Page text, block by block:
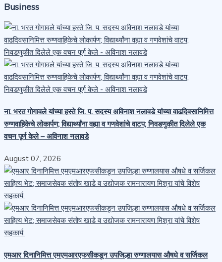
Business
ना. भरत गोगावले यांच्या हस्ते जि. प. सदस्य अविनाश नलावडे यांच्या वाढदिवसानिमित्त
रुग्णवाहिकेचे लोकार्पण; विद्यार्थ्यांना वह्या व गणवेशांचे वाटप; निवडणुकीत दिलेले एक
वचन पूर्ण केले – अविनाश नलावडे
August 07, 2026
एमआर दिनानिमित्त एमएमआरएफसीकडून उपजिल्हा रुग्णालयास औषधे व सर्जिकल